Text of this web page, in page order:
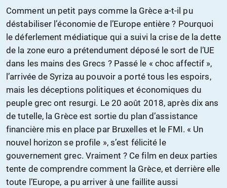
Comment un petit pays comme la Grèce a-t-il pu
déstabiliser l’économie de l’Europe entière ? Pourquoi
le déferlement médiatique qui a suivi la crise de la dette
de la zone euro a prétendument déposé le sort de l’UE
dans les mains des Grecs ? Passé le « choc affectif »,
l’arrivée de Syriza au pouvoir a porté tous les espoirs,
mais les déceptions politiques et économiques du
peuple grec ont resurgi. Le 20 août 2018, après dix ans
de tutelle, la Grèce est sortie du plan d’assistance
financière mis en place par Bruxelles et le FMI. « Un
nouvel horizon se profile », s’est félicité le
gouvernement grec. Vraiment ? Ce film en deux parties
tente de comprendre comment la Grèce, et derrière elle
toute l’Europe, a pu arriver à une faillite aussi